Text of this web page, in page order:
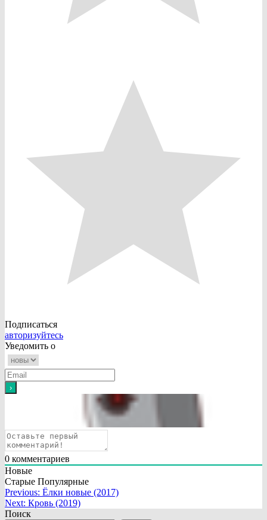
Подписаться
авторизуйтесь
Уведомить о
0 комментариев
Новые
Старые Популярные
Навигация
по
Previous: Ёлки новые (2017)
Next: Кровь (2019)
Поиск